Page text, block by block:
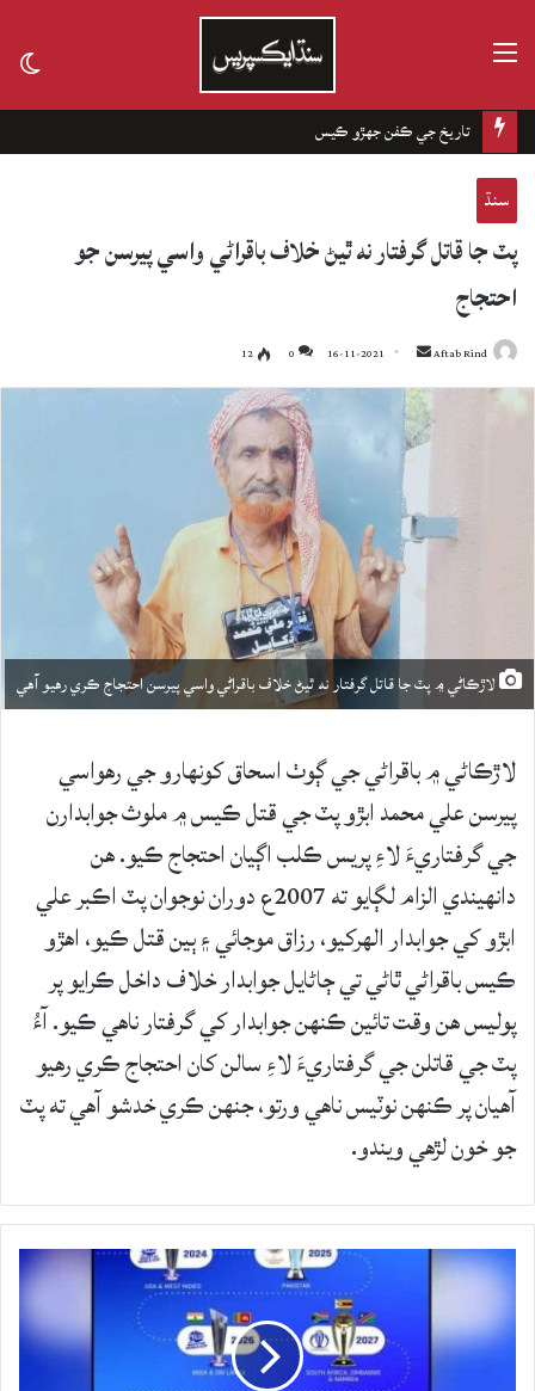
تاريخ جي ڪفن جھڙو ڪيس
سنڌ
پٽ جا قاتل گرفتار نه ٿيڻ خلاف باقراڻي واسي پيرسن جو
احتجاج
Aftab Rind
Send
an
email
16-11-2021
0
12
لاڙڪاڻي ۾ پٽ جا قاتل گرفتار نه ٿيڻ خلاف باقراڻي واسي پيرسن احتجاج ڪري رهيو آهي
لاڙڪاڻي ۾ باقراڻي جي ڳوٺ اسحاق کونهارو جي رهواسي
پيرسن علي محمد ابڙو پٽ جي قتل ڪيس ۾ ملوث جوابدارن
جي گرفتاريءَ لاءِ پريس ڪلب اڳيان احتجاج ڪيو. هن
دانهيندي الزام لڳايو ته 2007ع دوران نوجوان پٽ اڪبر علي
ابڙو کي جوابدار الهرکيو، رزاق موجائي ۽ ٻين قتل ڪيو، اهڙو
ڪيس باقراڻي ٿاڻي تي ڄاڻايل جوابدار خلاف داخل ڪرايو پر
پوليس هن وقت تائين ڪنهن جوابدار کي گرفتار ناهي ڪيو. آءُ
پٽ جي قاتلن جي گرفتاريءَ لاءِ سالن کان احتجاج ڪري رهيو
آهيان پر ڪنهن نوٽيس ناهي ورتو، جنهن ڪري خدشو آهي ته پٽ
جو خون لڙهي ويندو.